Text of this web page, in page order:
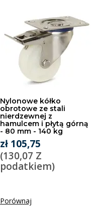
Nylonowe kółko
obrotowe ze stali
nierdzewnej z
hamulcem i płytą górną
- 80 mm - 140 kg
zł 105,75
(130,07 Z
podatkiem)
Porównaj